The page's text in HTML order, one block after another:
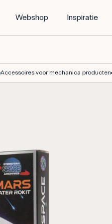
Webshop Inspiratie
Accessoires voor mechanica producten